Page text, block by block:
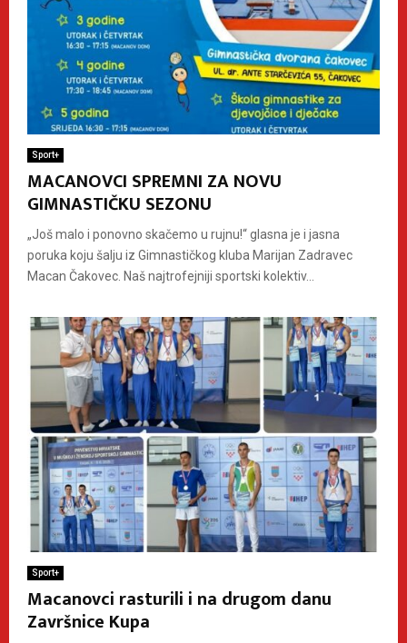
Sport+
MACANOVCI SPREMNI ZA NOVU
GIMNASTIČKU SEZONU
„Još malo i ponovno skačemo u rujnu!“ glasna je i jasna
poruka koju šalju iz Gimnastičkog kluba Marijan Zadravec
Macan Čakovec. Naš najtrofejniji sportski kolektiv...
Sport+
Macanovci rasturili i na drugom danu
Završnice Kupa